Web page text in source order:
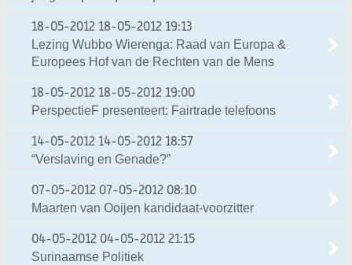
18-05-2012 18-05-2012 19:13
Lezing Wubbo Wierenga: Raad van Europa &
Europees Hof van de Rechten van de Mens
18-05-2012 18-05-2012 19:00
PerspectieF presenteert: Fairtrade telefoons
14-05-2012 14-05-2012 18:57
“Verslaving en Genade?”
07-05-2012 07-05-2012 08:10
Maarten van Ooijen kandidaat-voorzitter
04-05-2012 04-05-2012 21:15
Surinaamse Politiek